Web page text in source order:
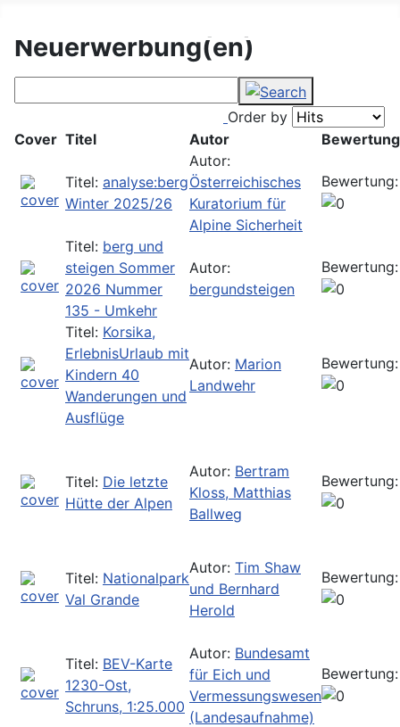
Neuerwerbung(en)
Order by
Cover Titel Autor Bewertung
Titel: analyse:berg
Winter 2025/26
Autor:
Österreichisches
Kuratorium für
Alpine Sicherheit
Bewertung:
Titel: berg und
steigen Sommer
2026 Nummer
135 - Umkehr
Autor:
bergundsteigen
Bewertung:
Titel: Korsika,
ErlebnisUrlaub mit
Kindern 40
Wanderungen und
Ausflüge
Autor: Marion
Landwehr
Bewertung:
Titel: Die letzte
Hütte der Alpen
Autor: Bertram
Kloss, Matthias
Ballweg
Bewertung:
Titel: Nationalpark
Val Grande
Autor: Tim Shaw
und Bernhard
Herold
Bewertung:
Titel: BEV-Karte
1230-Ost,
Schruns, 1:25.000
Autor: Bundesamt
für Eich und
Vermessungswesen
(Landesaufnahme)
Bewertung: